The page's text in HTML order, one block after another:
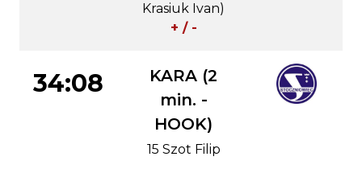
Krasiuk Ivan)
+ / -
34:08
KARA (2
min. -
HOOK)
15 Szot Filip